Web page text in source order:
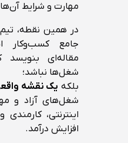
مهارت و شرایط
در همین نقطه،
جامع کسب‌وکار
مقاله‌ای
شغل‌ها نباشد؛
بلکه یک نقشه
شغل‌های آزاد و
اینترنتی،
افزایش درآمد.